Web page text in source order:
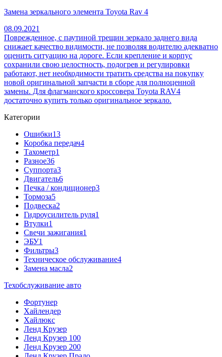
Замена зеркального элемента Toyota Rav 4
08.09.2021
Поврежденное, с паутиной трещин зеркало заднего вида
снижает качество видимости, не позволяя водителю адекватно
оценить ситуацию на дороге. Если крепление и корпус
сохранили свою целостность, подогрев и регулировки
работают, нет необходимости тратить средства на покупку
новой оригинальной запчасти в сборе для полноценной
замены. Для флагманского кроссовера Toyota RAV4
достаточно купить только оригинальное зеркало.
Категории
Ошибки13
Коробка передач4
Тахометр1
Разное36
Cуппорта3
Двигатель6
Печка / кондиционер3
Тормоза5
Подвеска2
Гидроусилитель руля1
Втулки1
Свечи зажигания1
ЭБУ1
Фильтры3
Техническое обслуживание4
Замена масла2
Техобслуживание авто
Фортунер
Хайлендер
Хайлюкс
Ленд Крузер
Ленд Крузер 100
Ленд Крузер 200